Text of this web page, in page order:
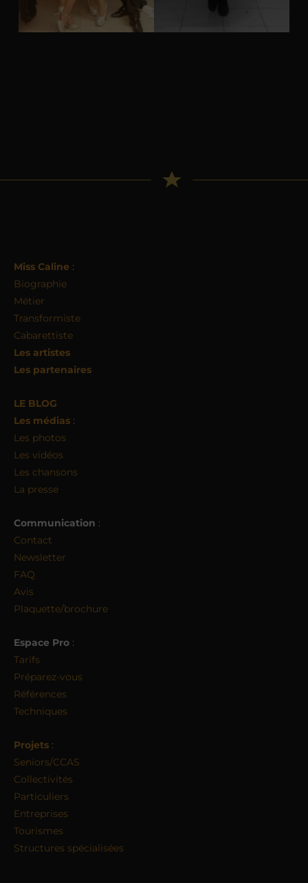
Miss Caline :
Biographie
Métier
Transformiste
Cabarettiste
Les artistes
Les partenaires
LE BLOG
Les médias :
Les photos
Les vidéos
Les chansons
La presse
Communication :
Contact
Newsletter
FAQ
Avis
Plaquette/brochure
Espace Pro :
Tarifs
Préparez-vous
Références
Techniques
Projets :
Seniors/CCAS
Collectivités
Particuliers
Entreprises
Tourismes
Structures spécialisées